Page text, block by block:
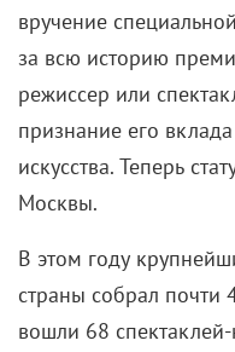
вручение
за всю историю
режиссер или
признание его
искусства. Теперь
Москвы.
В этом году
страны собрал почти
вошли 68